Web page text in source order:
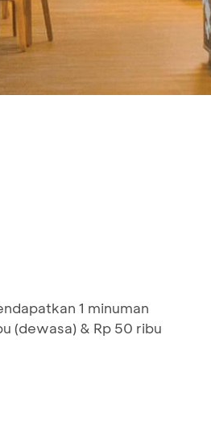
1 minuman
(dewasa) & Rp 50 ribu